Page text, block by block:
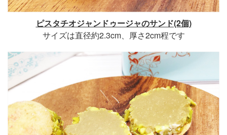
ピスタチオジャンドゥージャのサンド(2個)
サイズは直径約2.3cm、厚さ2cm程です